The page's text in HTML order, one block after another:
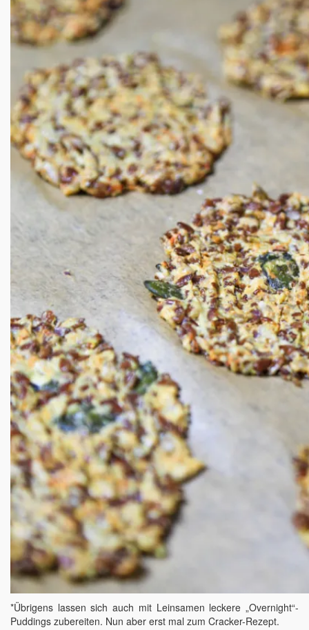
*Übrigens lassen sich auch mit Leinsamen leckere „Overnight“-
Puddings zubereiten. Nun aber erst mal zum Cracker-Rezept.